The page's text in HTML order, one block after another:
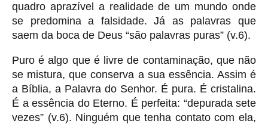
quadro aprazível a realidade de um mundo onde
se predomina a falsidade. Já as palavras que
saem da boca de Deus “são palavras puras” (v.6).
Puro é algo que é livre de contaminação, que não
se mistura, que conserva a sua essência. Assim é
a Bíblia, a Palavra do Senhor. É pura. É cristalina.
É a essência do Eterno. É perfeita: “depurada sete
vezes” (v.6). Ninguém que tenha contato com ela,